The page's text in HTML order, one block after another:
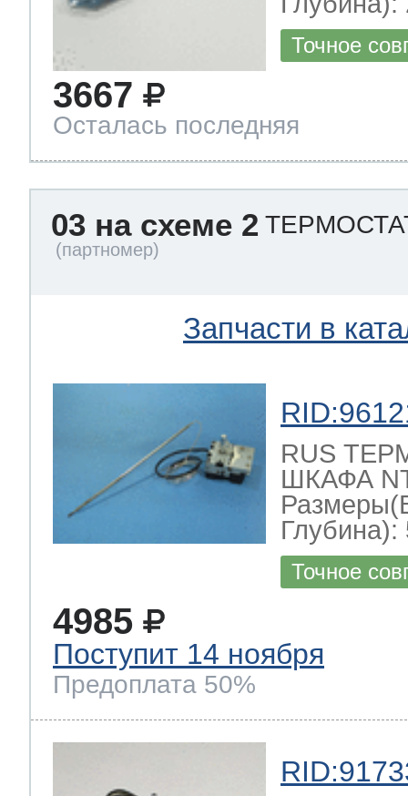
Точное
3667
Осталась последняя
03 на схеме 2
Запчасти в
RUS
ШКАФА
Глубина):
Точное
4985
Поступит 14 ноября
Предоплата 50%